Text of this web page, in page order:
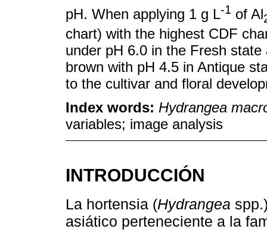
pH. When applying 1 g L-1 of Al
chart) with the highest CDF
under pH 6.0 in the Fresh
brown with pH 4.5 in Antique
to the cultivar and floral
Index words: Hydrangea
variables; image analysis
INTRODUCCIÓN
La hortensia (Hydrangea
asiático perteneciente a la